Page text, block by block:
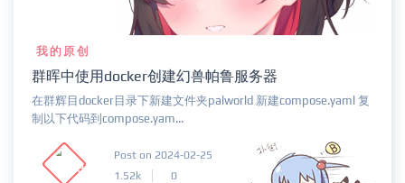
我的原创
群晖中使用docker创建幻兽帕鲁服务器
在群辉目docker目录下新建文件夹palworld 新建compose.yaml 复
制以下代码到compose.yam...
Post on 2024-02-25
1.52k
0